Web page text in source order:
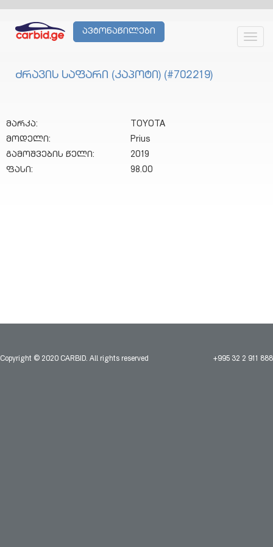
ავტონაწილები
ძრავის საფარი (კაპოტი) (#702219)
მარკა:
TOYOTA
მოდელი:
Prius
გამოშვების წელი:
2019
ფასი:
98.00
Copyright © 2020 CARBID. All rights reserved +995 32 2 911 888